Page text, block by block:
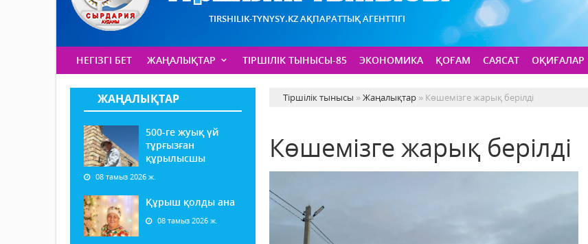
TIRSHILIK-TYNYSY.KZ АҚПАРАТТЫҚ АГЕНТТІГІ
НЕГІЗГІ БЕТ ЖАҢАЛЫҚТАР ТІРШІЛІК ТЫНЫСЫ-85 ЭКОНОМИКА ҚОҒАМ САЯСАТ ОҚИҒАЛАР
ЖАҢАЛЫҚТАР
500-ге жуық үй
тұрғызған
құрылысшы
08 тамыз 2026 ж.
Құрыш қолды ана
08 тамыз 2026 ж.
Тіршілік тынысы »Жаңалықтар » Көшемізге жарық берілді
Көшемізге жарық берілді